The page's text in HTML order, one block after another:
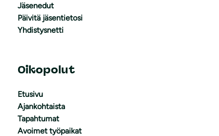
Jäsenedut
Päivitä jäsentietosi
Yhdistysnetti
Oikopolut
Etusivu
Ajankohtaista
Tapahtumat
Avoimet työpaikat